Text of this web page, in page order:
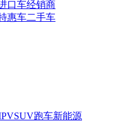
口车经销商
惠车二手车
SUV跑车新能源